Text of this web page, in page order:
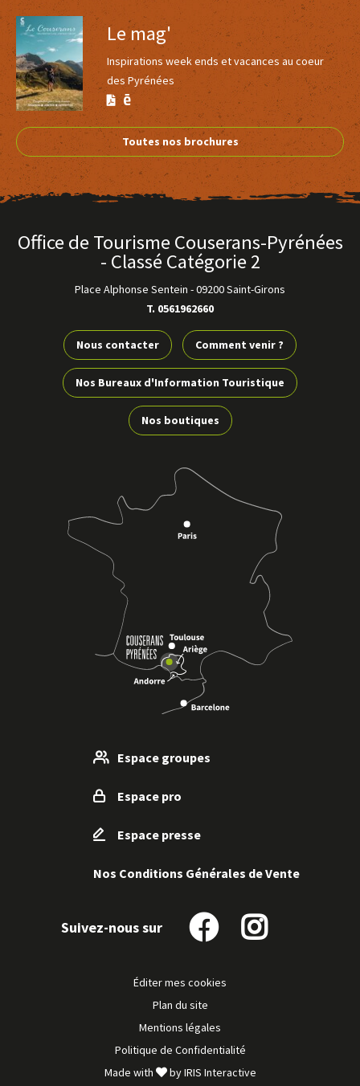
Le mag'
Inspirations week ends et vacances au coeur
des Pyrénées
Version
PDF
Version
Calaméo
Toutes nos brochures
Office de Tourisme Couserans-Pyrénées
- Classé Catégorie 2
Place Alphonse Sentein -09200 Saint-Girons
T. 0561962660
Nous contacter Comment venir ?
Nos Bureaux d'Information Touristique
Nos boutiques
Espace groupes
Espace pro
Espace presse
Nos Conditions Générales de Vente
Suivez-nous sur
Suivez-
sur
Suivez-
Éditer mes cookies
Plan du site
Mentions légales
Politique de Confidentialité
Made with
byIRIS Interactive